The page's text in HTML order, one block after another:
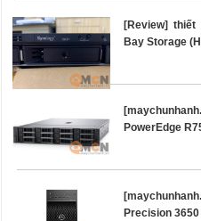
[Review]
Bay Storage
PowerEdge
Precision 3650